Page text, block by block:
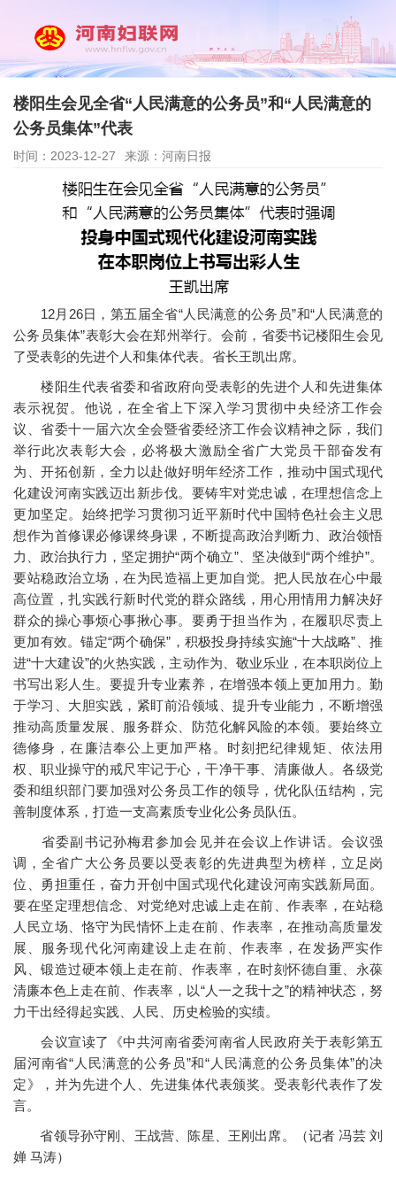
楼阳生会见全省“人民满意的公务员”和“人民满意的
公务员集体”代表
时间：2023-12-27 来源：河南日报
12月26日，第五届全省“人民满意的公务员”和“人民满意的
公务员集体”表彰大会在郑州举行。会前，省委书记楼阳生会见
了受表彰的先进个人和集体代表。省长王凯出席。
楼阳生代表省委和省政府向受表彰的先进个人和先进集体
表示祝贺。他说，在全省上下深入学习贯彻中央经济工作会
议、省委十一届六次全会暨省委经济工作会议精神之际，我们
举行此次表彰大会，必将极大激励全省广大党员干部奋发有
为、开拓创新，全力以赴做好明年经济工作，推动中国式现代
化建设河南实践迈出新步伐。要铸牢对党忠诚，在理想信念上
更加坚定。始终把学习贯彻习近平新时代中国特色社会主义思
想作为首修课必修课终身课，不断提高政治判断力、政治领悟
力、政治执行力，坚定拥护“两个确立”、坚决做到“两个维护”。
要站稳政治立场，在为民造福上更加自觉。把人民放在心中最
高位置，扎实践行新时代党的群众路线，用心用情用力解决好
群众的操心事烦心事揪心事。要勇于担当作为，在履职尽责上
更加有效。锚定“两个确保”，积极投身持续实施“十大战略”、推
进“十大建设”的火热实践，主动作为、敬业乐业，在本职岗位上
书写出彩人生。要提升专业素养，在增强本领上更加用力。勤
于学习、大胆实践，紧盯前沿领域、提升专业能力，不断增强
推动高质量发展、服务群众、防范化解风险的本领。要始终立
德修身，在廉洁奉公上更加严格。时刻把纪律规矩、依法用
权、职业操守的戒尺牢记于心，干净干事、清廉做人。各级党
委和组织部门要加强对公务员工作的领导，优化队伍结构，完
善制度体系，打造一支高素质专业化公务员队伍。
省委副书记孙梅君参加会见并在会议上作讲话。会议强
调，全省广大公务员要以受表彰的先进典型为榜样，立足岗
位、勇担重任，奋力开创中国式现代化建设河南实践新局面。
要在坚定理想信念、对党绝对忠诚上走在前、作表率，在站稳
人民立场、恪守为民情怀上走在前、作表率，在推动高质量发
展、服务现代化河南建设上走在前、作表率，在发扬严实作
风、锻造过硬本领上走在前、作表率，在时刻怀德自重、永葆
清廉本色上走在前、作表率，以“人一之我十之”的精神状态，努
力干出经得起实践、人民、历史检验的实绩。
会议宣读了《中共河南省委河南省人民政府关于表彰第五
届河南省“人民满意的公务员”和“人民满意的公务员集体”的决
定》，并为先进个人、先进集体代表颁奖。受表彰代表作了发
言。
省领导孙守刚、王战营、陈星、王刚出席。（记者 冯芸 刘
婵 马涛）